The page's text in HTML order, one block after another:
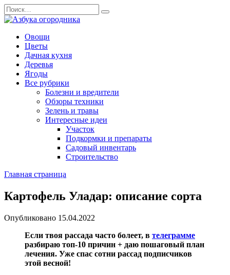
Перейти
к
содержанию
Search
for:
Овощи
Цветы
Дачная кухня
Деревья
Ягоды
Все рубрики
Болезни и вредители
Обзоры техники
Зелень и травы
Интересные идеи
Участок
Подкормки и препараты
Садовый инвентарь
Строительство
Главная страница
Картофель Уладар: описание сорта
Опубликовано 15.04.2022
Если твоя рассада часто болеет, в телеграмме
разбираю топ-10 причин + даю пошаговый план
лечения. Уже спас сотни рассад подписчиков
этой весной!